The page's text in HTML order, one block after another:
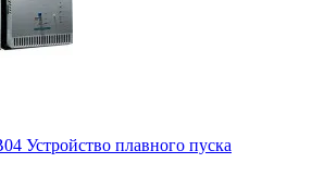
Устройство плавного пуска